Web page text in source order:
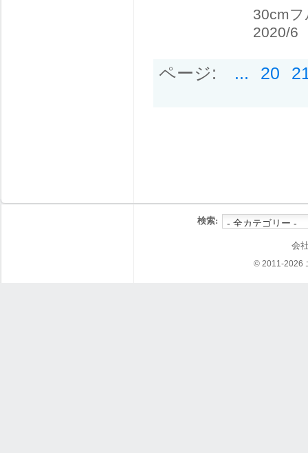
30cm
2020/6
ページ: ... 20
検索:
会
© 2011-2026